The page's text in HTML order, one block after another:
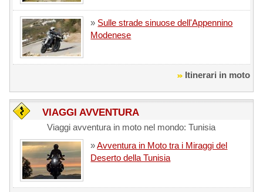
» Sulle strade sinuose dell'Appennino
Modenese
Itinerari in moto
VIAGGI AVVENTURA
Viaggi avventura in moto nel mondo: Tunisia
»Avventura in Moto tra i Miraggi del
Deserto della Tunisia